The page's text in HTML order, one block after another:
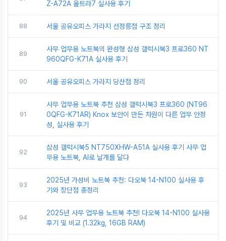
Z-A72A 울트라7 실사용 후기
88 서울 공유오피스 가라지 선정릉점 구조 정리
89
사무 업무용 노트북의 완성형 삼성 갤럭시북3 프로360 NT
960QFG-K71A 실사용 후기
90 서울 공유오피스 가라지 당산점 정리
91
사무 업무용 노트북 추천 삼성 갤럭시북3 프로360 (NT96
0QFG-K71AR) Knox 보안이 만든 차원이 다른 업무 안정
성, 실사용 후기
92
삼성 갤럭시북5 NT750XHW-A51A 실사용 후기 사무 업
무용 노트북, AI로 날개를 달다
93
2025년 가성비 노트북 추천: 다오북 14-N100 실사용 후
기와 장단점 총정리
94
2025년 사무 업무용 노트북 추천! 다오북 14-N100 실사용
후기 및 비교 (1.32kg, 16GB RAM)